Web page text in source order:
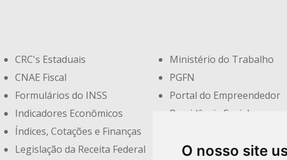
O nosso site
CRC's Estaduais
CNAE Fiscal
Formulários do INSS
Indicadores Econômicos
Índices, Cotações e Finanças
Legislação da Receita Federal
Ministério do Trabalho
PGFN
Portal do Empreendedor
Previdência Social
Sindicatos e Associações